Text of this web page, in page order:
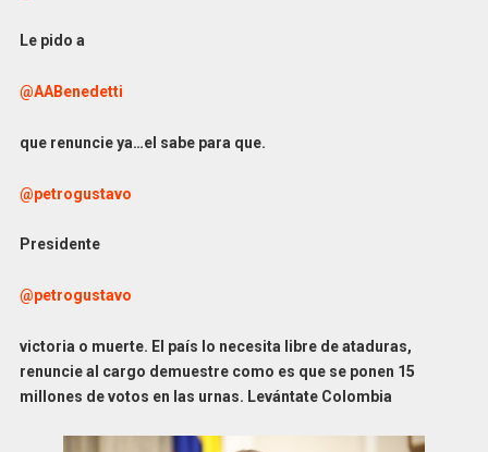
Le pido a
@AABenedetti
que renuncie ya…el sabe para que.
@petrogustavo
Presidente
@petrogustavo
victoria o muerte. El país lo necesita libre de ataduras,
renuncie al cargo demuestre como es que se ponen 15
millones de votos en las urnas. Levántate Colombia